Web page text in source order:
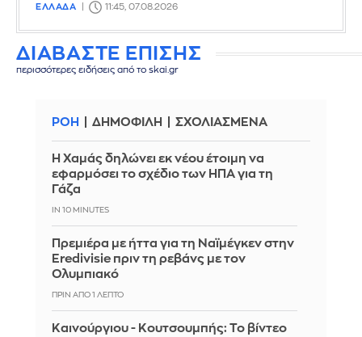
ΕΛΛΑΔΑ 11:45, 07.08.2026
ΔΙΑΒΑΣΤΕ ΕΠΙΣΗΣ
περισσότερες ειδήσεις από το skai.gr
ΡΟΗ ΔΗΜΟΦΙΛΗ ΣΧΟΛΙΑΣΜΕΝΑ
Η Χαμάς δηλώνει εκ νέου έτοιμη να
εφαρμόσει το σχέδιο των ΗΠΑ για τη
Γάζα
IN 10 MINUTES
Πρεμιέρα με ήττα για τη Ναϊμέγκεν στην
Eredivisie πριν τη ρεβάνς με τον
Ολυμπιακό
ΠΡΙΝ ΑΠΌ 1 ΛΕΠΤΌ
Καινούργιου - Κουτσουμπής: Το βίντεο